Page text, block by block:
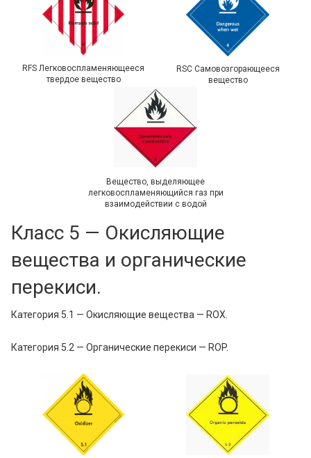
RFS Легковоспламеняющееся
твердое вещество
RSC Самовозгорающееся
вещество
Вещество, выделяющее
легковоспламеняющийся газ при
взаимодействии с водой
Класс 5 — Окисляющие
вещества и органические
перекиси.
Категория 5.1 — Окисляющие вещества — ROX.
Категория 5.2 — Органические перекиси — ROP.